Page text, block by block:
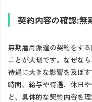
契約内容の確認:無
無期雇用派遣の契約をす
ことが大切です。なぜな
待遇に大きな影響を及ぼ
時間、給与や待遇、休日
ど、具体的な契約内容を